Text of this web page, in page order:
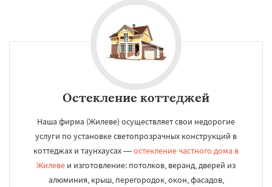
Остекление коттеджей
Наша фирма (Жилеве) осуществляет свои недорогие
услуги по установке светопрозрачных конструкций в
коттеджах и таунхаусах —остекление частного дома в
Жилеве и изготовление: потолков, веранд, дверей из
алюминия, крыш, перегородок, окон, фасадов,